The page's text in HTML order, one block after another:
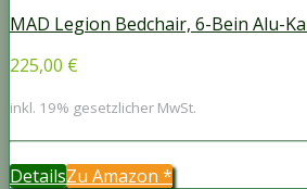
MAD Legion Bedchair, 6-Bein Alu-
225,00 €
inkl. 19% gesetzlicher MwSt.
DetailsZu Amazon *